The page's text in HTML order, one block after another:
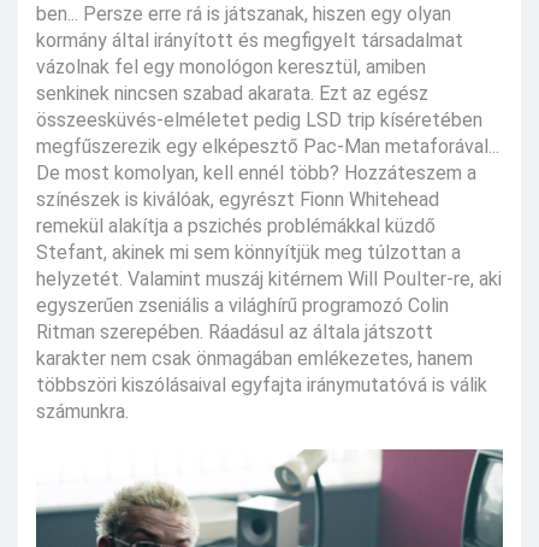
ben... Persze erre rá is játszanak, hiszen egy olyan
kormány által irányított és megfigyelt társadalmat
vázolnak fel egy monológon keresztül, amiben
senkinek nincsen szabad akarata. Ezt az egész
összeesküvés-elméletet pedig LSD trip kíséretében
megfűszerezik egy elképesztő Pac-Man metaforával...
De most komolyan, kell ennél több? Hozzáteszem a
színészek is kiválóak, egyrészt Fionn Whitehead
remekül alakítja a pszichés problémákkal küzdő
Stefant, akinek mi sem könnyítjük meg túlzottan a
helyzetét. Valamint muszáj kitérnem Will Poulter-re, aki
egyszerűen zseniális a világhírű programozó Colin
Ritman szerepében. Ráadásul az általa játszott
karakter nem csak önmagában emlékezetes, hanem
többszöri kiszólásaival egyfajta iránymutatóvá is válik
számunkra.